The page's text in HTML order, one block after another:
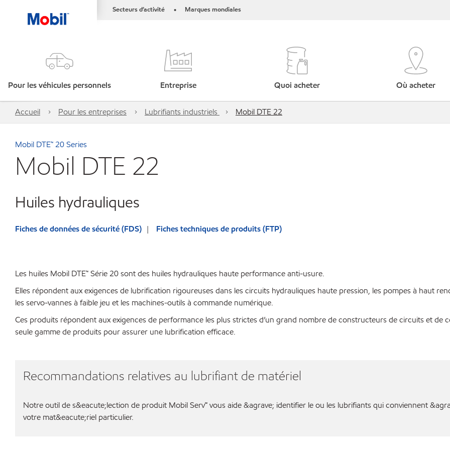
Secteurs d’activité • Marques mondiales
Pour les véhicules personnels Entreprise Quoi acheter Où acheter
Accueil Pour les entreprises Lubrifiants industriels Mobil DTE 22
Mobil DTE™ 20 Series
Mobil DTE 22
Huiles hydrauliques
Fiches de données de sécurité (FDS) Fiches techniques de produits (FTP)
Les huiles Mobil DTE™ Série 20 sont des huiles hydrauliques haute performance anti-usure.
Elles répondent aux exigences de lubrification rigoureuses dans les circuits hydrauliques haute pression, les pompes à haut
les servo-vannes à faible jeu et les machines-outils à commande numérique.
Ces produits répondent aux exigences de performance les plus strictes d’un grand nombre de constructeurs de circuits et de
seule gamme de produits pour assurer une lubrification efficace.
Recommandations relatives au lubrifiant de matériel
Notre outil de s&eacute;lection de produit Mobil Serv℠ vous aide &agrave; identifier le ou les lubrifiants qui conviennent
votre mat&eacute;riel particulier.